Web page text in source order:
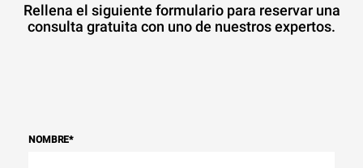
Rellena el siguiente formulario para reservar una
consulta gratuita con uno de nuestros expertos.
NOMBRE*